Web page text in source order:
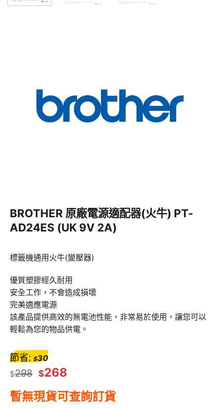
BROTHER 原廠電源適配器(火牛) PT-
AD24ES (UK 9V 2A)
標籤機通用火牛(變壓器)
優質塑膠經久耐用
安全工作，不會造成損壞
完美適應電源
該產品提供高效的無電池性能，非常易於使用，讓您可以
輕鬆為您的物品供電。
$298 $268
節省: $30
暫無現貨可查詢訂貨